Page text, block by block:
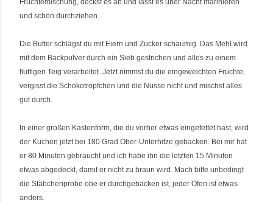
Früchtemischung, deckst es ab und lässt es über Nacht marinieren
und schön durchziehen.
Die Butter schlägst du mit Eiern und Zucker schaumig. Das Mehl wird
mit dem Backpulver durch ein Sieb gestrichen und alles zu einem
fluffigen Teig verarbeitet. Jetzt nimmst du die eingeweichten Früchte,
vergisst die Schokotröpfchen und die Nüsse nicht und mischst alles
gut durch.
In einer großen Kastenform, die du vorher etwas eingefettet hast, wird
der Kuchen jetzt bei 180 Grad Ober-Unterhitze gebacken. Bei mir hat
er 80 Minuten gebraucht und ich habe ihn die letzten 15 Minuten
etwas abgedeckt, damit er nicht zu braun wird. Mach bitte unbedingt
die Stäbchenprobe obe er durchgebacken ist, jeder Ofen ist etwas
anders.